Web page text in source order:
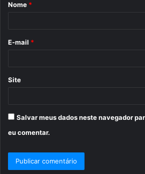
r
Nome *
E-mail *
Site
Salvar meus dados neste navegador
eu comentar.